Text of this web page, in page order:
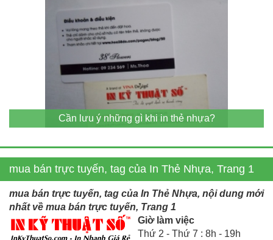
Cần lưu ý những gì khi in thẻ nhựa?
mua bán trực tuyến, tag của In Thẻ Nhựa, Trang 1
mua bán trực tuyến, tag của In Thẻ Nhựa, nội dung mới
nhất về mua bán trực tuyến, Trang 1
Giờ làm việc
Thứ 2 - Thứ 7 : 8h - 19h